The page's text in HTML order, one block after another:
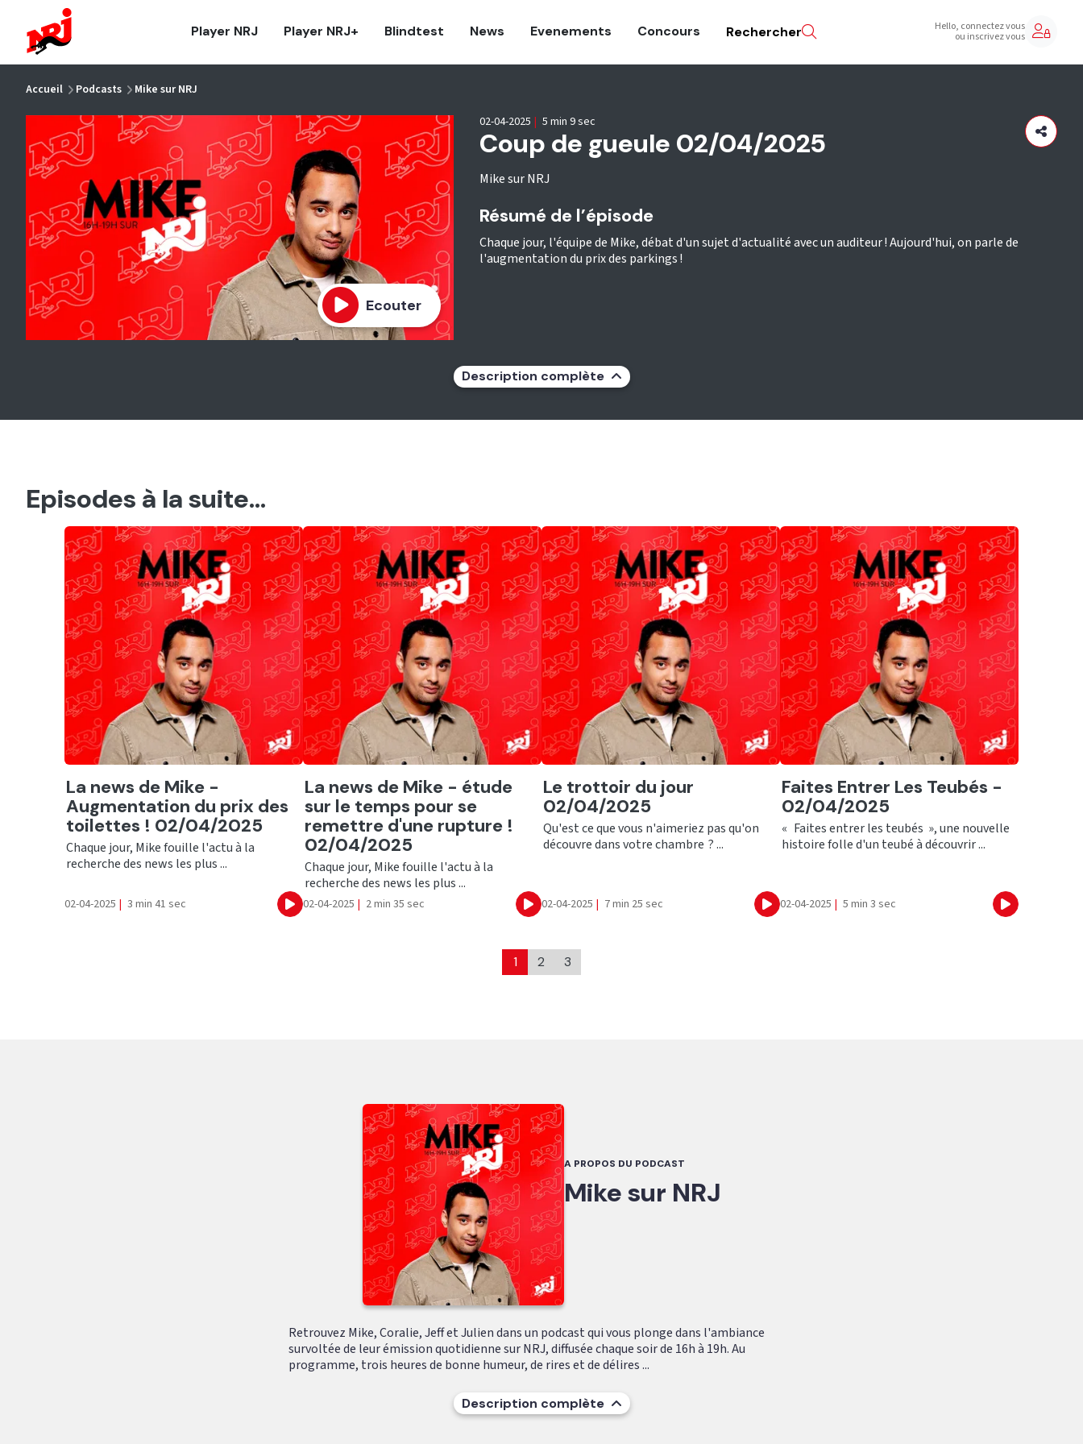
Player NRJ Player NRJ+ Blindtest News Evenements Concours Rechercher Hello, connectez vous
ou inscrivez vous
Accueil Podcasts Mike sur NRJ
Ecouter
Coup de gueule 02/04/2025
Mike sur NRJ
02-04-2025 | 5 min 9 sec
Résumé de l’épisode
Chaque jour, l'équipe de Mike, débat d'un sujet d'actualité avec un auditeur ! Aujourd'hui, on parle de
l'augmentation du prix des parkings !
Description complète
Episodes à la suite...
Ecouter
La news de Mike -
Augmentation du prix des
toilettes ! 02/04/2025
Chaque jour, Mike fouille l'actu à la
recherche des news les plus ...
02-04-2025 | 3 min 41 sec Ecouter
Ecouter
La news de Mike - étude
sur le temps pour se
remettre d'une rupture !
02/04/2025
Chaque jour, Mike fouille l'actu à la
recherche des news les plus ...
02-04-2025 | 2 min 35 sec Ecouter
Ecouter
Le trottoir du jour
02/04/2025
Qu'est ce que vous n'aimeriez pas qu'on
découvre dans votre chambre ? ...
02-04-2025 | 7 min 25 sec Ecouter
Ecouter
Faites Entrer Les Teubés -
02/04/2025
« Faites entrer les teubés », une nouvelle
histoire folle d'un teubé à découvrir ...
02-04-2025 | 5 min 3 sec Ecouter
1 2 3
A PROPOS DU PODCAST
Mike sur NRJ
Retrouvez Mike, Coralie, Jeff et Julien dans un podcast qui vous plonge dans l'ambiance
survoltée de leur émission quotidienne sur NRJ, diffusée chaque soir de 16h à 19h. Au
programme, trois heures de bonne humeur, de rires et de délires ...
Description complète